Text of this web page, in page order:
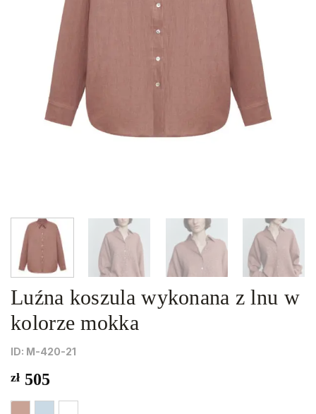
Luźna koszula wykonana z lnu w
kolorze mokka
ID: М-420-21
zł 505